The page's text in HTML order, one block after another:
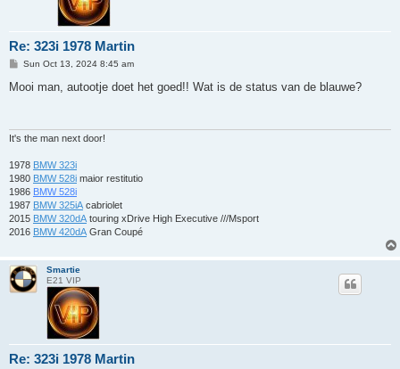
Re: 323i 1978 Martin
P
s
Sun Oct 13, 2024 8:45 am
Mooi man, autootje doet het goed!! Wat is de status van de blauwe?
It's the man next door!
1978 BMW 323i
1980 BMW 528i maior restitutio
1986 BMW 528i
1987 BMW 325iA cabriolet
2015 BMW 320dA touring xDrive High Executive ///Msport
2016 BMW 420dA Gran Coupé
Smartie
E21 VIP
Re: 323i 1978 Martin